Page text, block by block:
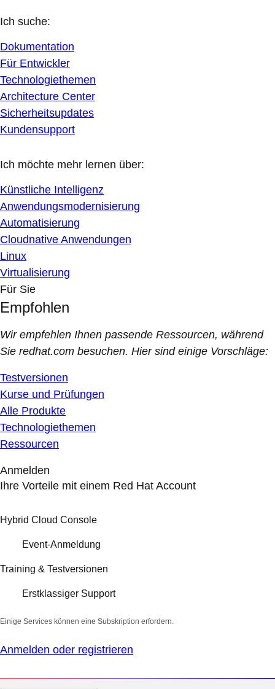
Ich suche:
Dokumentation
Für Entwickler
Technologiethemen
Architecture Center
Sicherheitsupdates
Kundensupport
Ich möchte mehr lernen über:
Künstliche Intelligenz
Anwendungsmodernisierung
Automatisierung
Cloudnative Anwendungen
Linux
Virtualisierung
Für Sie
Empfohlen
Wir empfehlen Ihnen passende Ressourcen, während
Sie redhat.com besuchen. Hier sind einige Vorschläge:
Testversionen
Kurse und Prüfungen
Alle Produkte
Technologiethemen
Ressourcen
Anmelden
Ihre Vorteile mit einem Red Hat Account
Hybrid Cloud Console
Event-Anmeldung
Training & Testversionen
Erstklassiger Support
Einige Services können eine Subskription erfordern.
Anmelden oder registrieren